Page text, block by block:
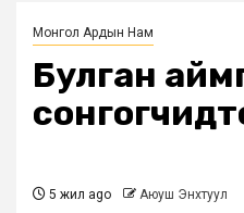
Монгол Ардын Нам
Булган
5 жил ago Аюуш Энхтуул